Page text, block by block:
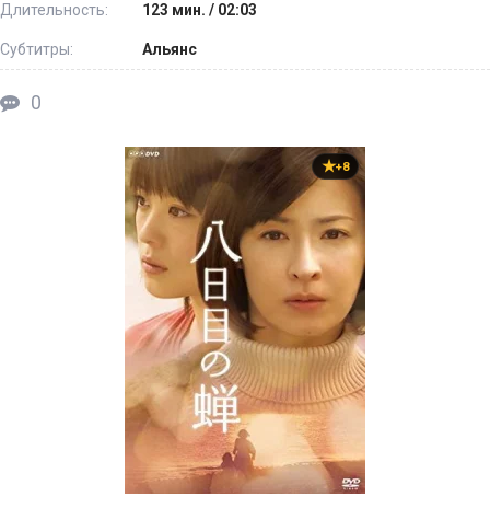
Длительность:
123 мин. / 02:03
Субтитры: Альянс
0
+8